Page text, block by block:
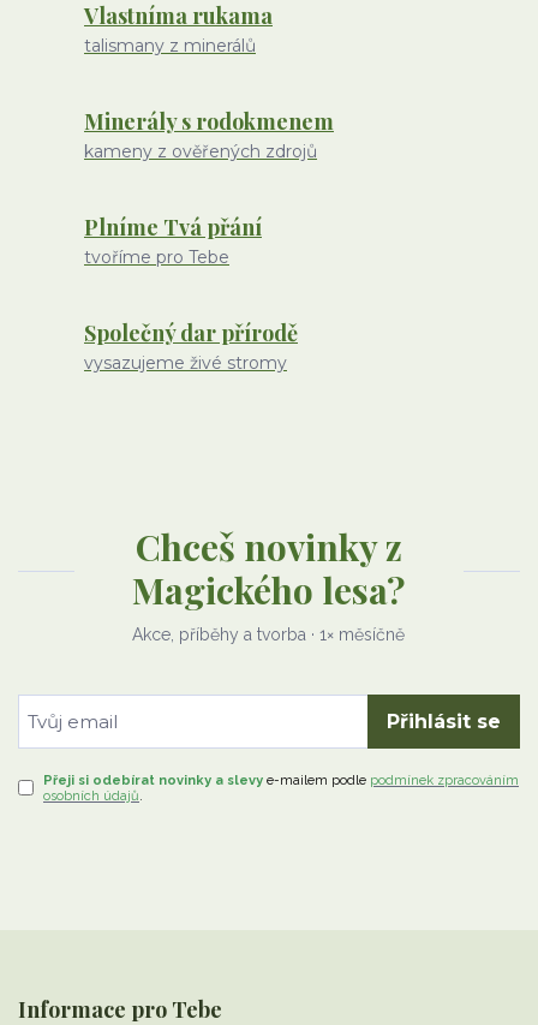
Vlastníma rukama
talismany z minerálů
Minerály s rodokmenem
kameny z ověřených zdrojů
Plníme Tvá přání
tvoříme pro Tebe
Společný dar přírodě
vysazujeme živé stromy
Chceš novinky z
Magického lesa?
Akce, příběhy a tvorba · 1× měsíčně
Přihlásit se
Přeji si odebírat novinky a slevy e-mailem podle podmínek zpracováním
osobních údajů.
Informace pro Tebe